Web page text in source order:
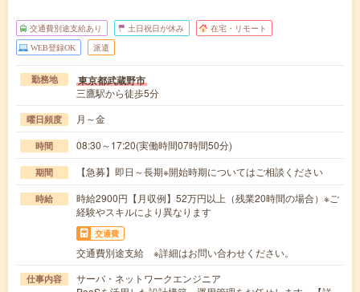
交通費別途支給あり 土日祝日が休み 在宅・リモート
WEB登録OK 派遣
勤務地 東京都武蔵野市
三鷹駅から徒歩5分
曜日頻度 月～金
時間 08:30～17:20(実働時間07時間50分)
期間 【急募】即日～長期※開始時期についてはご相談ください
時給
時給2900円【月収例】52万円以上（残業20時間の場合）※ご
経験やスキルにより異なります
交通費
交通費別途支給 ※詳細はお問い合わせください。
仕事内容
サーバ・ネットワークエンジニア